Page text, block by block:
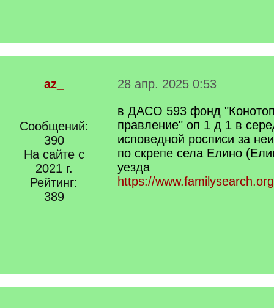
az_
Сообщений:
390
На сайте с
2021 г.
Рейтинг:
389
28 апр. 2025 0:53
в ДАСО 593 фонд
правление" оп 1 д 1 в
исповедной росписи за
по скрепе села Елино
уезда
https://